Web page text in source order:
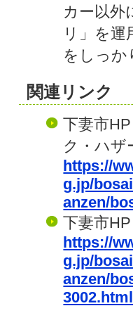
カー以外
リ」を運
をしっか
関連リンク
下妻市
ク・ハザ
https://
g.jp/
anzen/
下妻市
https://
g.jp/
anzen/
3002.html